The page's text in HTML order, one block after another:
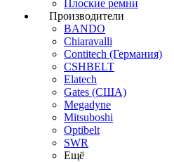
Плоские ремни
Производители
BANDO
Chiaravalli
Contitech (Германия)
CSHBELT
Elatech
Gates (США)
Megadyne
Mitsuboshi
Optibelt
SWR
Ещё